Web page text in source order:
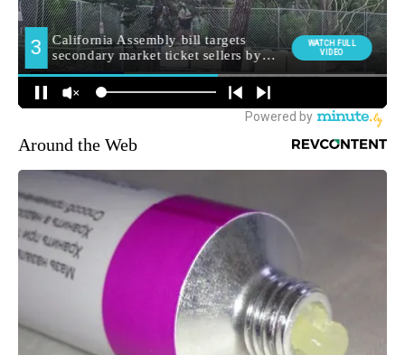
Around the Web